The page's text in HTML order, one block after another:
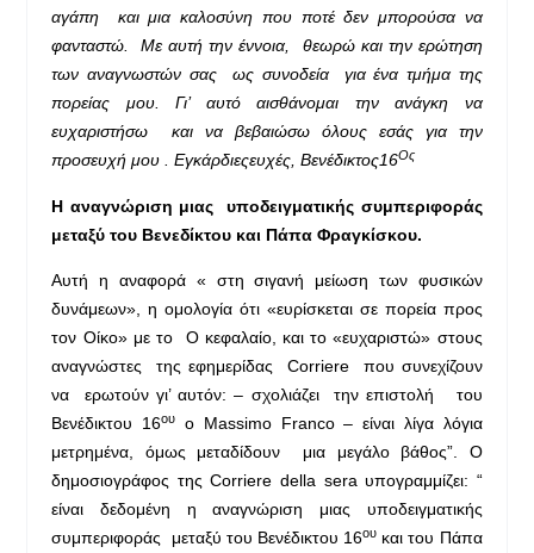
αγάπη και μια καλοσύνη που ποτέ δεν μπορούσα να
φανταστώ. Με αυτή την έννοια, θεωρώ και την ερώτηση
των αναγνωστών σας ως συνοδεία για ένα τμήμα της
πορείας μου. Γι’ αυτό αισθάνομαι την ανάγκη να
ευχαριστήσω και να βεβαιώσω όλους εσάς για την
προσευχή μου . Εγκάρδιεςευχές ,Βενέδικτος16Ος
Η αναγνώριση μιας υποδειγματικής συμπεριφοράς
μεταξύ του Βενεδίκτου και Πάπα Φραγκίσκου.
Αυτή η αναφορά « στη σιγανή μείωση των φυσικών
δυνάμεων», η ομολογία ότι «ευρίσκεται σε πορεία προς
τον Οίκο» με το Ο κεφαλαίο, και το «ευχαριστώ» στους
αναγνώστες της εφημερίδας Corriere που συνεχίζουν
να ερωτούν γι’ αυτόν: – σχολιάζει την επιστολή του
Βενέδικτου 16ου
ο Massimo Franco – είναι λίγα λόγια
μετρημένα, όμως μεταδίδουν μια μεγάλο βάθος”. Ο
δημοσιογράφος της Corriere della sera υπογραμμίζει: “
είναι δεδομένη η αναγνώριση μιας υποδειγματικής
συμπεριφοράς μεταξύ του Βενέδικτου 16ου και του Πάπα